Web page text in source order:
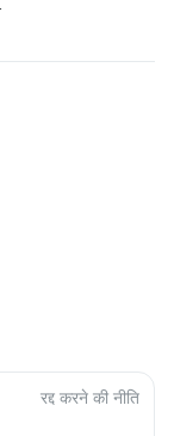
रद्द करने की नीति